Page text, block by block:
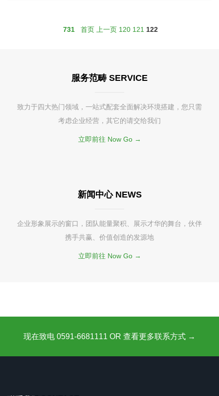
731 首页 上一页 120 121 122
服务范畴 SERVICE
致力于四大热门领域，一站式配套全面解决环境搭建，您只需
考虑企业经营，其它的请交给我们
立即前往 Now Go →
新闻中心 NEWS
企业形象展示的窗口，团队能量聚积、展示才华的舞台，伙伴
携手共赢、价值创造的发源地
立即前往 Now Go →
现在致电 0591-6681111 OR 查看更多联系方式 →